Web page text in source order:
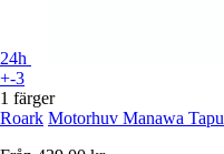
24h
+-3
1 färger
Roark Motorhuv Manawa Tapu